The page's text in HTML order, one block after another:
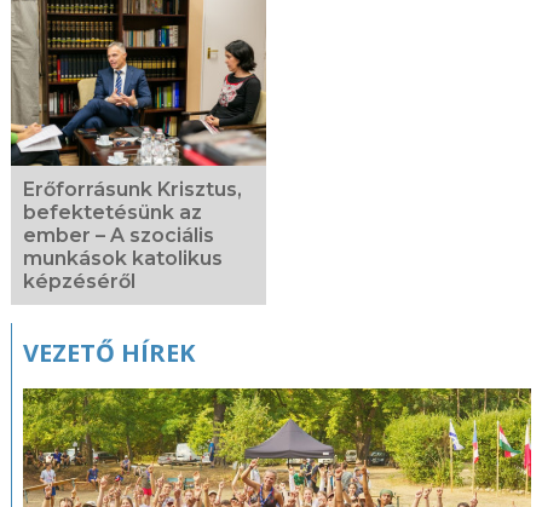
Kapcsolódó
fotógaléria
Erőforrásunk Krisztus,
befektetésünk az
ember – A szociális
munkások katolikus
képzéséről
VEZETŐ HÍREK